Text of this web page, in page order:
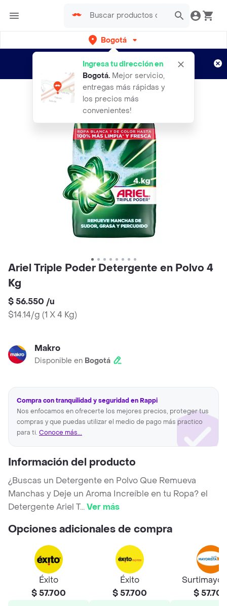
Bogotá
Ingresa tu dirección en
Bogotá. Mejor servicio,
entregas más rápidas y
los precios más
convenientes!
envíos gratis por semanas
Aplican TyC
Ariel Triple Poder Detergente en Polvo 4
Kg
$ 56.550 /u
$14.14/g (1 X 4 Kg)
Makro
Disponible en Bogotá
Compra con tranquilidad y seguridad en Rappi
Nos enfocamos en ofrecerte los mejores precios, proteger tus
compras y que puedas utilizar el medio de pago más practico
para ti. Conoce más...
Información del producto
¿Buscas un Detergente en Polvo Que Remueva
Manchas y Deje un Aroma Increíble en tu Ropa? el
Detergente Ariel T...Ver más
Opciones adicionales de compra
Éxito
$ 57.700
Éxito
$ 57.700
$